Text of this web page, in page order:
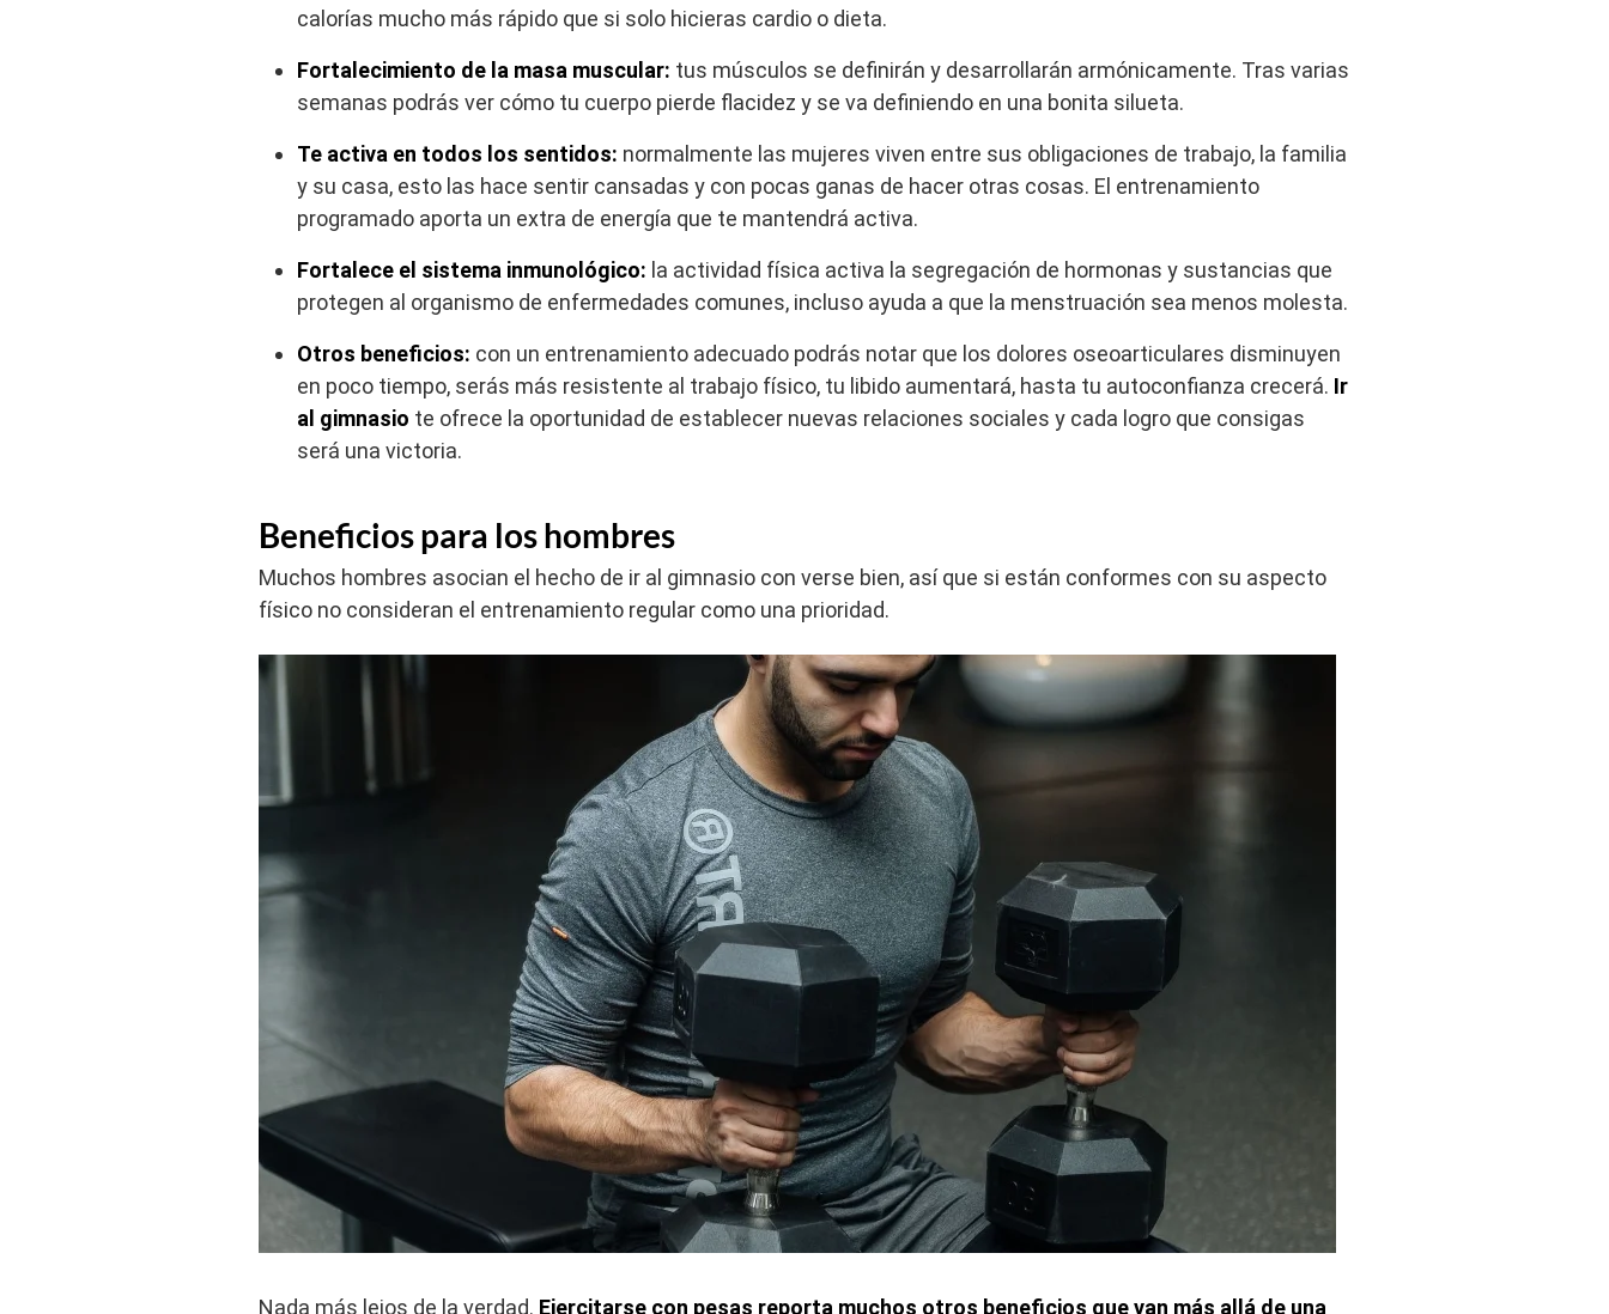
calorías mucho más rápido que si solo hicieras cardio o dieta.
Fortalecimiento de la masa muscular: tus músculos se definirán y desarrollarán armónicamente. Tras varias
semanas podrás ver cómo tu cuerpo pierde flacidez y se va definiendo en una bonita silueta.
Te activa en todos los sentidos: normalmente las mujeres viven entre sus obligaciones de trabajo, la familia
y su casa, esto las hace sentir cansadas y con pocas ganas de hacer otras cosas. El entrenamiento
programado aporta un extra de energía que te mantendrá activa.
Fortalece el sistema inmunológico: la actividad física activa la segregación de hormonas y sustancias que
protegen al organismo de enfermedades comunes, incluso ayuda a que la menstruación sea menos molesta.
Otros beneficios: con un entrenamiento adecuado podrás notar que los dolores oseoarticulares disminuyen
en poco tiempo, serás más resistente al trabajo físico, tu libido aumentará, hasta tu autoconfianza crecerá. Ir
al gimnasio te ofrece la oportunidad de establecer nuevas relaciones sociales y cada logro que consigas
será una victoria.
Beneficios para los hombres
Muchos hombres asocian el hecho de ir al gimnasio con verse bien, así que si están conformes con su aspecto
físico no consideran el entrenamiento regular como una prioridad.
Nada más lejos de la verdad. Ejercitarse con pesas reporta muchos otros beneficios que van más allá de una